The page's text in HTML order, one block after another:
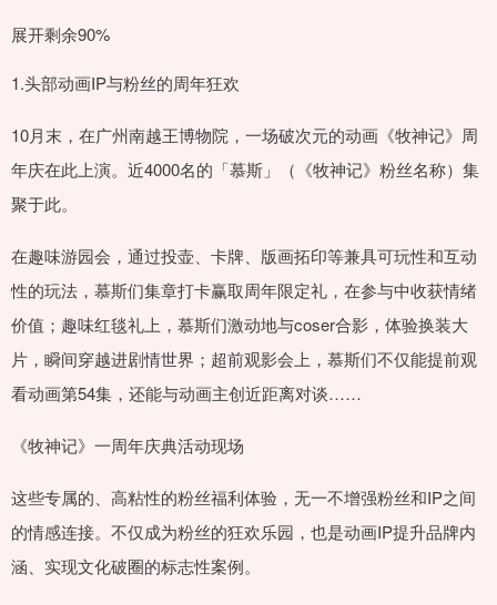
展开剩余90%
1.头部动画IP与粉丝的周年狂欢
10月末，在广州南越王博物院，一场破次元的动画《牧神记》周
年庆在此上演。近4000名的「慕斯」（《牧神记》粉丝名称）集
聚于此。
在趣味游园会，通过投壶、卡牌、版画拓印等兼具可玩性和互动
性的玩法，慕斯们集章打卡赢取周年限定礼，在参与中收获情绪
价值；趣味红毯礼上，慕斯们激动地与coser合影，体验换装大
片，瞬间穿越进剧情世界；超前观影会上，慕斯们不仅能提前观
看动画第54集，还能与动画主创近距离对谈……
《牧神记》一周年庆典活动现场
这些专属的、高粘性的粉丝福利体验，无一不增强粉丝和IP之间
的情感连接。不仅成为粉丝的狂欢乐园，也是动画IP提升品牌内
涵、实现文化破圈的标志性案例。